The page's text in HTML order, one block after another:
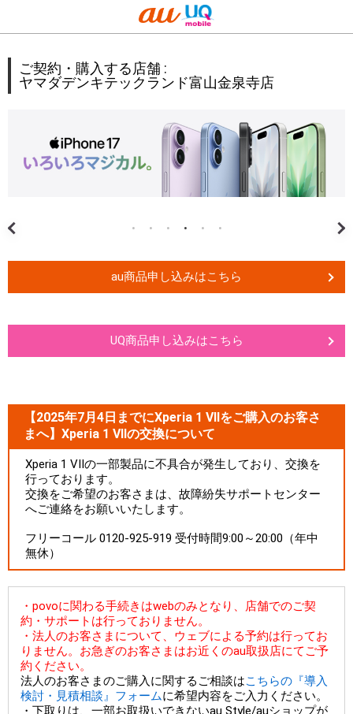
ご契約・購入する店舗 :
ヤマダデンキテックランド富山金泉寺店
au商品申し込みはこちら
UQ商品申し込みはこちら
【2025年7月4日までにXperia 1 VIIをご購入のお客さ
まへ】Xperia 1 VIIの交換について
Xperia 1 VIIの一部製品に不具合が発生しており、交換を
行っております。
交換をご希望のお客さまは、故障紛失サポートセンター
へご連絡をお願いいたします。
フリーコール 0120-925-919 受付時間9:00～20:00（年中
無休）
・povoに関わる手続きはwebのみとなり、店舗でのご契
約・サポートは行っておりません。
・法人のお客さまについて、ウェブによる予約は行ってお
りません。お急ぎのお客さまはお近くのau取扱店にてご予
約ください。
法人のお客さまのご購入に関するご相談はこちらの『導入
検討・見積相談』フォームに希望内容をご入力ください。
・下取りは、一部お取扱いできないau Style/auショップが